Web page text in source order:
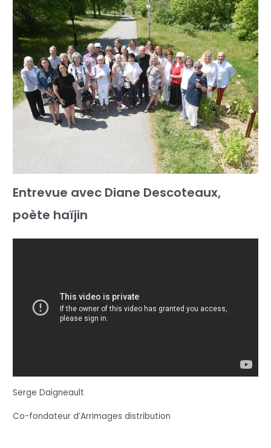
Entrevue avec Diane Descoteaux,
poète haïjin
Serge Daigneault
Co-fondateur d’Arrimages distribution